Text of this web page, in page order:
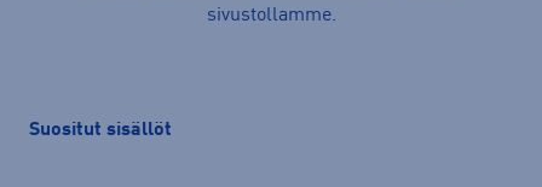
sivustollamme.
Suositut sisällöt